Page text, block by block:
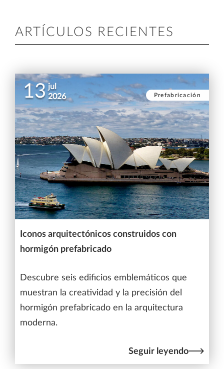
ARTÍCULOS RECIENTES
13 jul
2026
Prefabricación
Iconos arquitectónicos construidos con
hormigón prefabricado
Descubre seis edificios emblemáticos que
muestran la creatividad y la precisión del
hormigón prefabricado en la arquitectura
moderna.
Seguir leyendo